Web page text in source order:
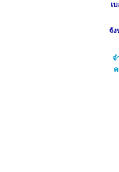
เ
จัง
จ